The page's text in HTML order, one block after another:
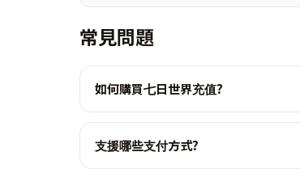
常見問題
如何購買七日世界充值?
支援哪些支付方式?